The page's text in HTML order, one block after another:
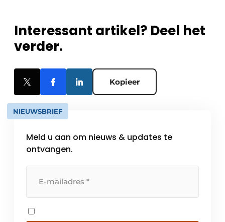
Interessant artikel? Deel het
verder.
Kopieer
NIEUWSBRIEF
Meld u aan om nieuws & updates te
ontvangen.